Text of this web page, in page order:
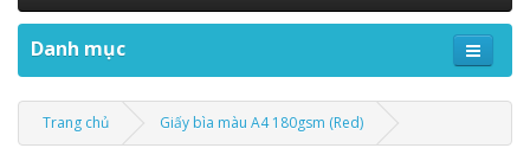
Danh mục
Trang chủ Giấy bìa màu A4 180gsm (Red)